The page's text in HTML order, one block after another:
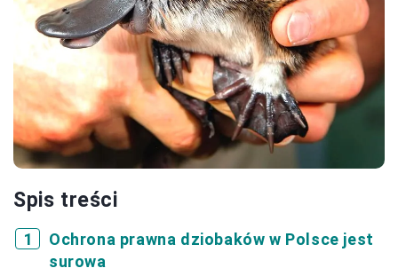
Spis treści
Ochrona prawna dziobaków w Polsce jest
surowa